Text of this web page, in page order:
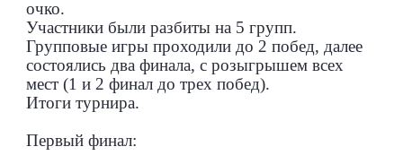
очко.
Участники были разбиты на 5 групп.
Групповые игры проходили до 2 побед, далее
состоялись два финала, с розыгрышем всех
мест (1 и 2 финал до трех побед).
Итоги турнира.
Первый финал: